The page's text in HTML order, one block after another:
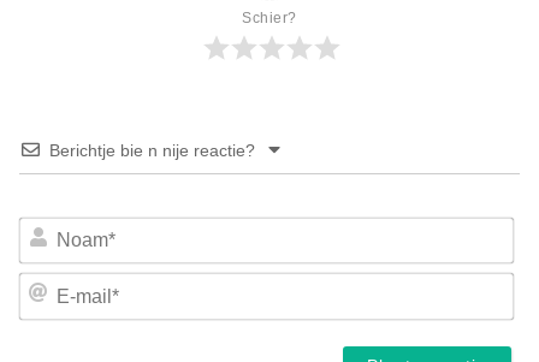
Schier?
Berichtje bie n nije reactie?
E-